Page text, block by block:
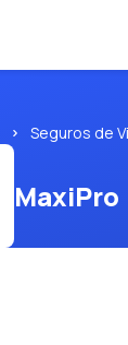
Seguros de
MaxiPro